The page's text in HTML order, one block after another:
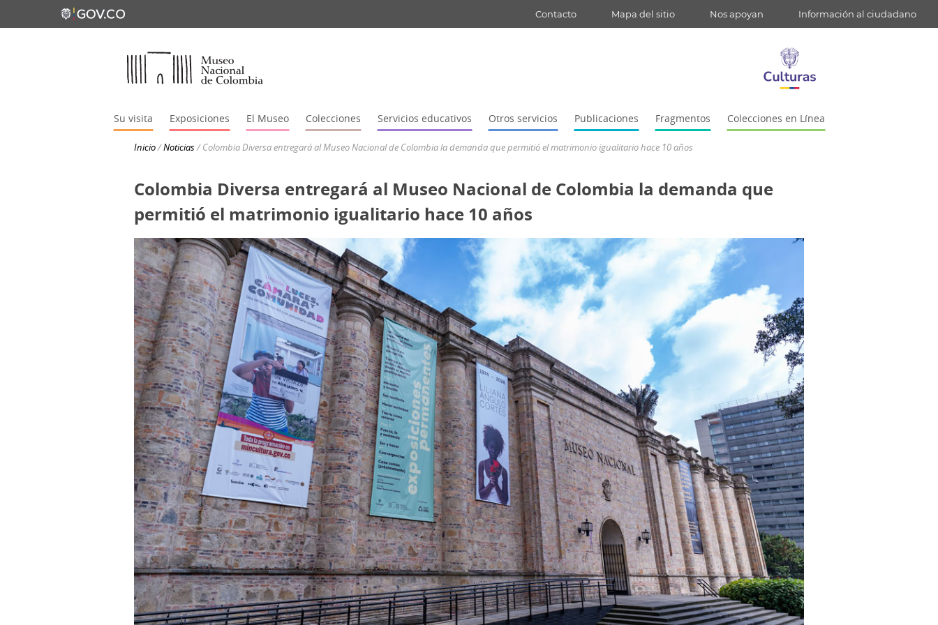
Contacto Mapa del sitio Nos apoyan Información al ciudadano
Su visita Exposiciones El Museo Colecciones Servicios educativos Otros servicios Publicaciones Fragmentos Colecciones en Línea
Inicio/Noticias/Colombia Diversa entregará al Museo Nacional de Colombia la demanda que permitió el matrimonio igualitario hace 10 años
Colombia Diversa entregará al Museo Nacional de Colombia la demanda que
permitió el matrimonio igualitario hace 10 años